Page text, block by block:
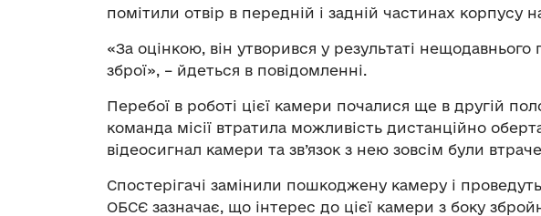
помітили отвір в передній і задній частинах корпусу
«За оцінкою, він утворився у результаті нещодавнього
зброї», – йдеться в повідомленні.
Перебої в роботі цієї камери почалися ще в другій
команда місії втратила можливість дистанційно
відеосигнал камери та зв’язок з нею зовсім були
Спостерігачі замінили пошкоджену камеру і
ОБСЄ зазначає, що інтерес до цієї камери з боку